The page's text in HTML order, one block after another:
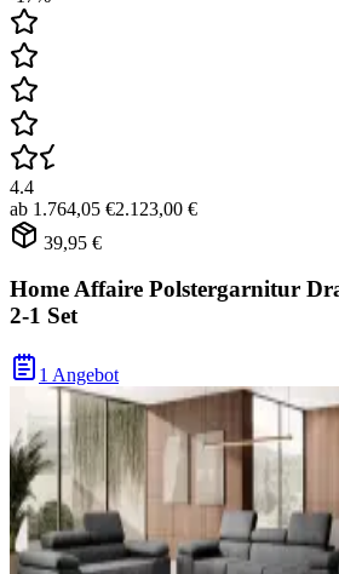
4.4
ab 1.764,05 €2.123,00 €
39,95 €
Home Affaire Polstergarnitur
2-1 Set
1 Angebot